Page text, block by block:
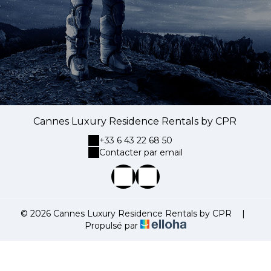
Cannes Luxury Residence Rentals by CPR
+33 6 43 22 68 50
Contacter par email
© 2026 Cannes Luxury Residence Rentals by CPR
|
Propulsé par